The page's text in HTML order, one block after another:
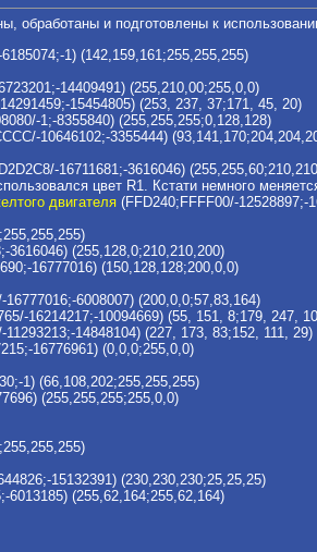
обработаны и подготовлены к
1) (142,159,161;255,255,255)
14409491) (255,210,00;255,0,0)
15454805) (253, 237, 37;171, 45, 20)
1;-8355840) (255,255,255;0,128,128)
10646102;-3355444)
16711681;-3616046)
цвет R1. Кстати немного
двигателя (FFD240;FFFF00/-12528897;-
3616046) (255,128,0;210,210,200)
16777016) (150,128,128;200,0,0)
16777016;-6008007) (200,0,0;57,83,164)
16214217;-10094669) (55, 151, 8;179, 247,
11293213;-14848104) (227, 173, 83;152, 111, 29)
16776961) (0,0,0;255,0,0)
1) (66,108,202;255,255,255)
(255,255,255;255,0,0)
15132391) (230,230,230;25,25,25)
6013185) (255,62,164;255,62,164)